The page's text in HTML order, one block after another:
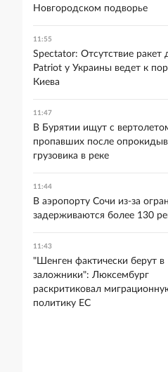
Новгородском подворье
11:55
Spectator: Отсутствие ракет
Patriot у Украины ведет к
Киева
11:47
В Бурятии ищут с
пропавших после
грузовика в реке
11:44
В аэропорту Сочи из-за
задерживаются более 130
11:43
"Шенген фактически берут в
заложники": Люксембург
раскритиковал
политику ЕС